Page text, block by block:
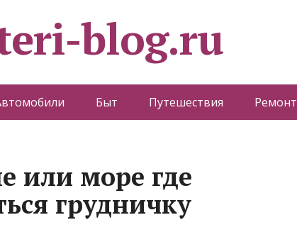
blog.ru
Быт Путешествия Ремонт
или море где
грудничку